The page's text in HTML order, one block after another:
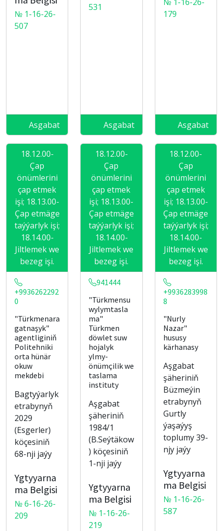
№ 1-16-26-
507
Asgabat
531
Asgabat
179
Asgabat
18.12.00-
Çap
önümlerini
çap etmek
işi; 18.13.00-
Çap etmäge
taýýarlyk işi;
18.14.00-
Jiltlemek we
bezeg işi.
+9936262292
0
"Türkmenara
gatnaşyk"
agentliginiň
Politehniki
orta hünär
okuw
mekdebi
Bagtyýarlyk
etrabynyň
2029
(Esgerler)
köçesiniň
68-nji jaýy
Ygtyyarna
ma Belgisi
№ 6-16-26-
209
18.12.00-
Çap
önümlerini
çap etmek
işi; 18.13.00-
Çap etmäge
taýýarlyk işi;
18.14.00-
Jiltlemek we
bezeg işi.
941444
"Türkmensu
wylymtasla
ma"
Türkmen
döwlet suw
hojalyk
ylmy-
önümçilik we
taslama
instituty
Aşgabat
şäheriniň
1984/1
(B.Seýtäkow
) köçesiniň
1-nji jaýy
Ygtyyarna
ma Belgisi
№ 1-16-26-
219
18.12.00-
Çap
önümlerini
çap etmek
işi; 18.13.00-
Çap etmäge
taýýarlyk işi;
18.14.00-
Jiltlemek we
bezeg işi.
+9936283998
8
"Nurly
Nazar"
hususy
kärhanasy
Aşgabat
şäheriniň
Büzmeýin
etrabynyň
Gurtly
ýaşaýyş
toplumy 39-
njy jaýy
Ygtyyarna
ma Belgisi
№ 1-16-26-
587